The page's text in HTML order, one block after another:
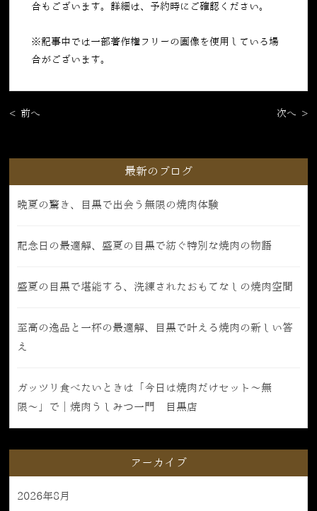
合もございます。詳細は、予約時にご確認ください。
※記事中では一部著作権フリーの画像を使用している場
合がございます。
< 前へ 次へ >
最新のブログ
晩夏の驚き、目黒で出会う無限の焼肉体験
記念日の最適解、盛夏の目黒で紡ぐ特別な焼肉の物語
盛夏の目黒で堪能する、洗練されたおもてなしの焼肉空間
至高の逸品と一杯の最適解、目黒で叶える焼肉の新しい答
え
ガッツリ食べたいときは「今日は焼肉だけセット〜無
限〜」で｜焼肉うしみつ一門 目黒店
アーカイブ
2026年8月